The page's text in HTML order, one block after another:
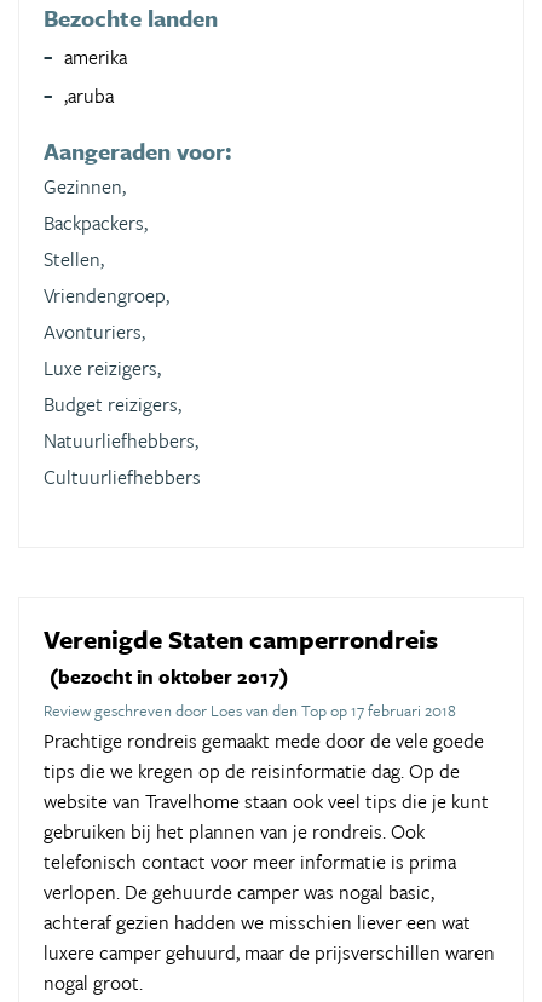
Bezochte landen
amerika
,aruba
Aangeraden voor:
Gezinnen,
Backpackers,
Stellen,
Vriendengroep,
Avonturiers,
Luxe reizigers,
Budget reizigers,
Natuurliefhebbers,
Cultuurliefhebbers
Verenigde Staten camperrondreis
(bezocht in oktober 2017)
Review geschreven door Loes van den Top op 17 februari 2018
Prachtige rondreis gemaakt mede door de vele goede
tips die we kregen op de reisinformatie dag. Op de
website van Travelhome staan ook veel tips die je kunt
gebruiken bij het plannen van je rondreis. Ook
telefonisch contact voor meer informatie is prima
verlopen. De gehuurde camper was nogal basic,
achteraf gezien hadden we misschien liever een wat
luxere camper gehuurd, maar de prijsverschillen waren
nogal groot.